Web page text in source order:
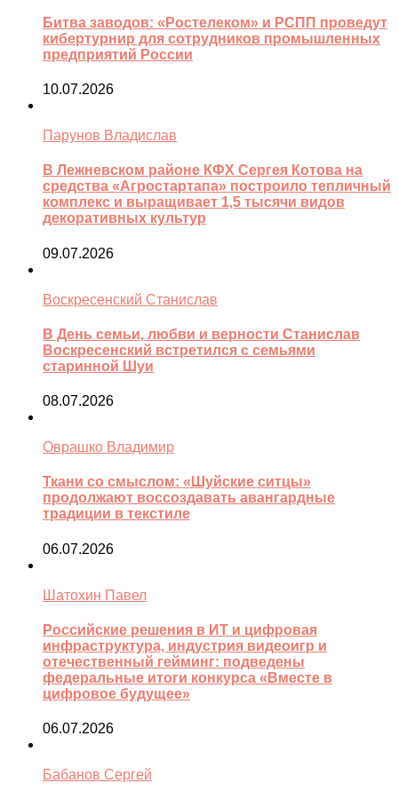
Битва заводов: «Ростелеком» и РСПП проведут
кибертурнир для сотрудников промышленных
предприятий России
10.07.2026
Парунов Владислав
В Лежневском районе КФХ Сергея Котова на
средства «Агростартапа» построило тепличный
комплекс и выращивает 1,5 тысячи видов
декоративных культур
09.07.2026
Воскресенский Станислав
В День семьи, любви и верности Станислав
Воскресенский встретился с семьями
старинной Шуи
08.07.2026
Оврашко Владимир
Ткани со смыслом: «Шуйские ситцы»
продолжают воссоздавать авангардные
традиции в текстиле
06.07.2026
Шатохин Павел
Российские решения в ИТ и цифровая
инфраструктура, индустрия видеоигр и
отечественный гейминг: подведены
федеральные итоги конкурса «Вместе в
цифровое будущее»
06.07.2026
Бабанов Сергей